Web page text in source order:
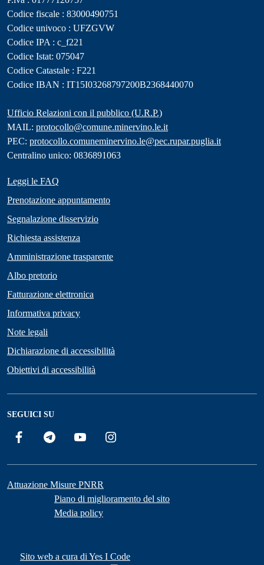
Codice fiscale : 83000490751
Codice univoco : UFZGVW
Codice IPA : c_f221
Codice Istat: 075047
Codice Catastale : F221
Codice IBAN : IT15I03268797200B2368440070
Ufficio Relazioni con il pubblico (U.R.P.)
MAIL: protocollo@comune.minervino.le.it
PEC: protocollo.comuneminervino.le@pec.rupar.puglia.it
Centralino unico: 0836891063
Leggi le FAQ
Prenotazione appuntamento
Segnalazione disservizio
Richiesta assistenza
Amministrazione trasparente
Albo pretorio
Fatturazione elettronica
Informativa privacy
Note legali
Dichiarazione di accessibilità
Obiettivi di accessibilità
SEGUICI SU
Facebook Telegram YouTube
Attuazione Misure PNRR
Piano di miglioramento del sito
Media policy
Sito web a cura di Yes I Code